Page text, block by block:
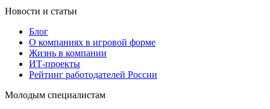
Новости и статьи
Блог
О компаниях в игровой форме
Жизнь в компании
ИТ-проекты
Рейтинг работодателей России
Молодым специалистам